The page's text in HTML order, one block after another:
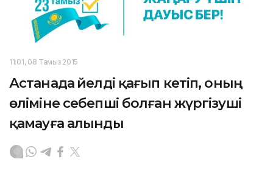
11:01, 08 Тамыз 2015
Астанада әйелді қағып кетіп, оның
өліміне себепші болған жүргізуші
қамауға алынды